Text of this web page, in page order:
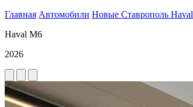
Главная Автомобили Новые Ставрополь Haval
Haval M6
2026